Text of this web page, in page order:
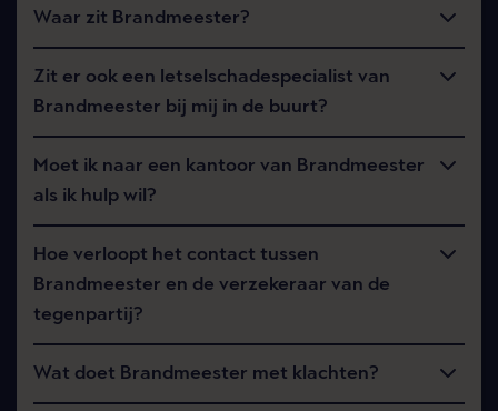
Waar zit Brandmeester?
Zit er ook een letselschadespecialist van
Brandmeester bij mij in de buurt?
Moet ik naar een kantoor van Brandmeester
als ik hulp wil?
Hoe verloopt het contact tussen
Brandmeester en de verzekeraar van de
tegenpartij?
Wat doet Brandmeester met klachten?